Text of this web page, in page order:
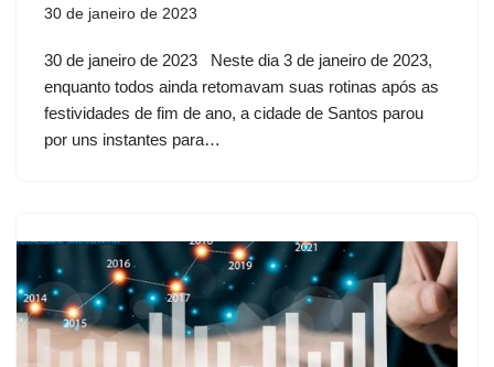
30 de janeiro de 2023
30 de janeiro de 2023 Neste dia 3 de janeiro de 2023,
enquanto todos ainda retomavam suas rotinas após as
festividades de fim de ano, a cidade de Santos parou
por uns instantes para…